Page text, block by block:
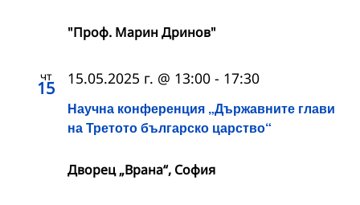
"Проф. Марин Дринов"
чт
15
Научна конференция „Държавните глави
на Третото българско царство“
15.05.2025 г. @ 13:00 - 17:30
Дворец „Врана“, София